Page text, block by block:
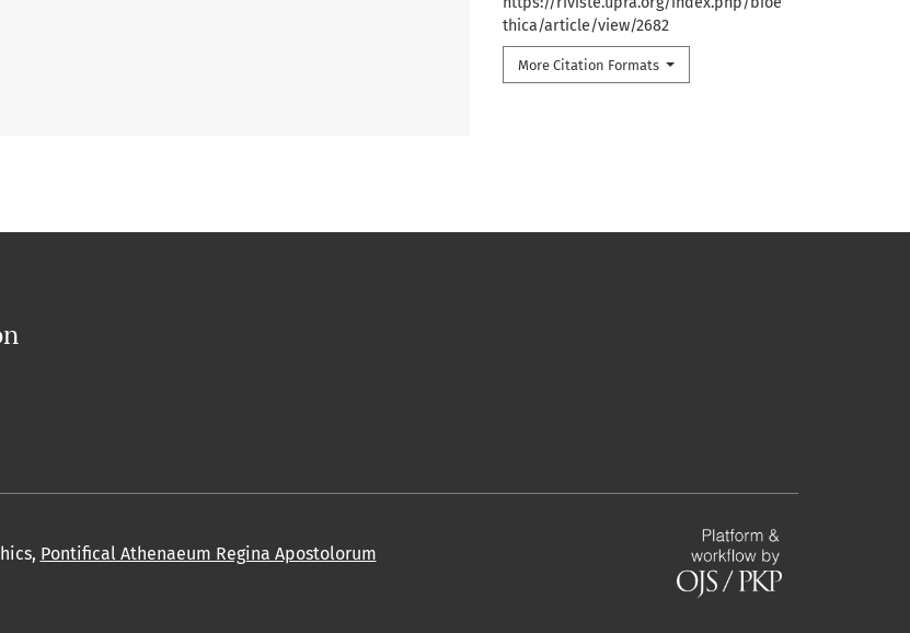
thica/article/view/2682
More Citation Formats
Pontifical Athenaeum Regina Apostolorum